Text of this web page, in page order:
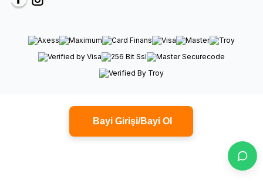
FacebookInstagram
Bayi Girişi/Bayi Ol